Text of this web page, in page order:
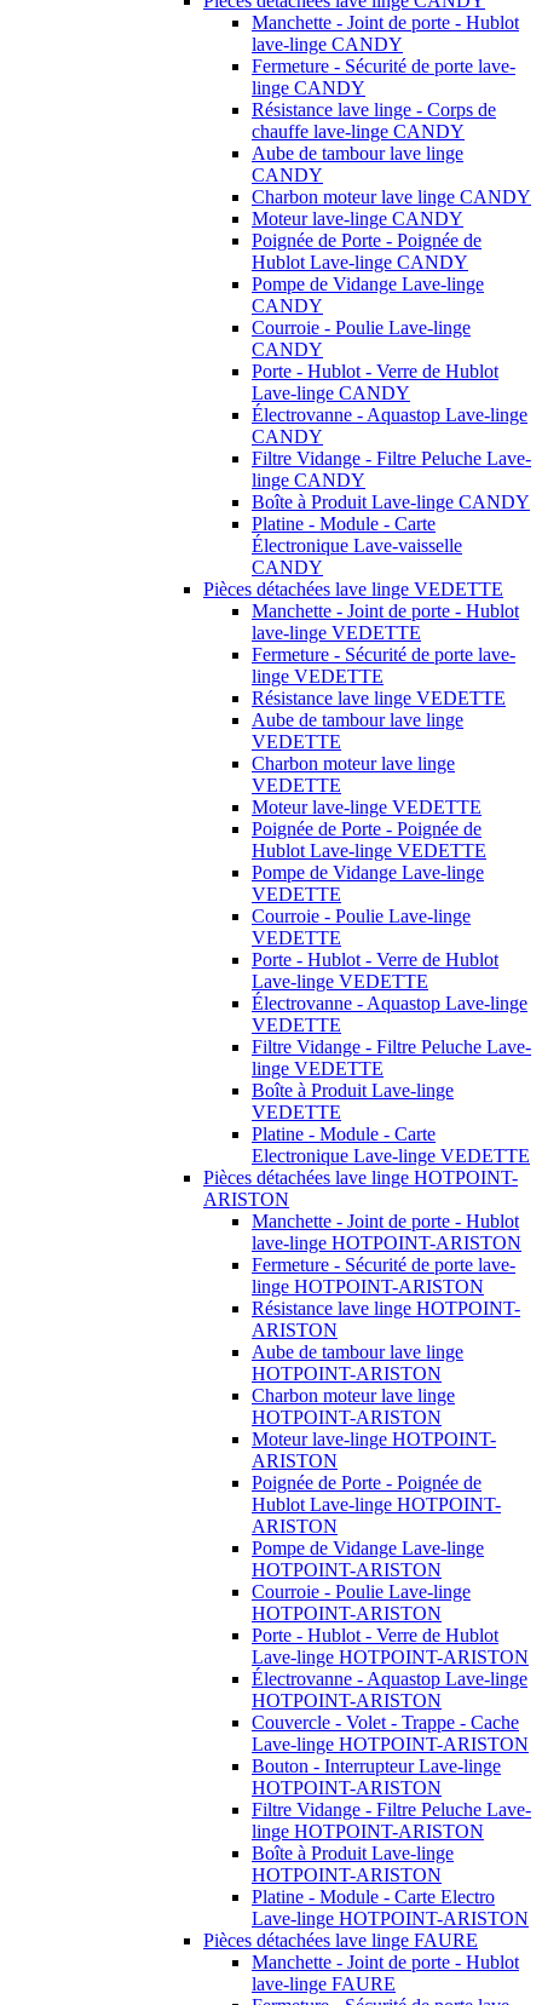
Manchette - Joint de porte - Hublot
lave-linge CANDY
Fermeture - Sécurité de porte lave-
linge CANDY
Résistance lave linge - Corps de
chauffe lave-linge CANDY
Aube de tambour lave linge
CANDY
Charbon moteur lave linge CANDY
Moteur lave-linge CANDY
Poignée de Porte - Poignée de
Hublot Lave-linge CANDY
Pompe de Vidange Lave-linge
CANDY
Courroie - Poulie Lave-linge
CANDY
Porte - Hublot - Verre de Hublot
Lave-linge CANDY
Électrovanne - Aquastop Lave-linge
CANDY
Filtre Vidange - Filtre Peluche Lave-
linge CANDY
Boîte à Produit Lave-linge CANDY
Platine - Module - Carte
Électronique Lave-vaisselle
CANDY
Pièces détachées lave linge VEDETTE
Manchette - Joint de porte - Hublot
lave-linge VEDETTE
Fermeture - Sécurité de porte lave-
linge VEDETTE
Résistance lave linge VEDETTE
Aube de tambour lave linge
VEDETTE
Charbon moteur lave linge
VEDETTE
Moteur lave-linge VEDETTE
Poignée de Porte - Poignée de
Hublot Lave-linge VEDETTE
Pompe de Vidange Lave-linge
VEDETTE
Courroie - Poulie Lave-linge
VEDETTE
Porte - Hublot - Verre de Hublot
Lave-linge VEDETTE
Électrovanne - Aquastop Lave-linge
VEDETTE
Filtre Vidange - Filtre Peluche Lave-
linge VEDETTE
Boîte à Produit Lave-linge
VEDETTE
Platine - Module - Carte
Electronique Lave-linge VEDETTE
Pièces détachées lave linge HOTPOINT-
ARISTON
Manchette - Joint de porte - Hublot
lave-linge HOTPOINT-ARISTON
Fermeture - Sécurité de porte lave-
linge HOTPOINT-ARISTON
Résistance lave linge HOTPOINT-
ARISTON
Aube de tambour lave linge
HOTPOINT-ARISTON
Charbon moteur lave linge
HOTPOINT-ARISTON
Moteur lave-linge HOTPOINT-
ARISTON
Poignée de Porte - Poignée de
Hublot Lave-linge HOTPOINT-
ARISTON
Pompe de Vidange Lave-linge
HOTPOINT-ARISTON
Courroie - Poulie Lave-linge
HOTPOINT-ARISTON
Porte - Hublot - Verre de Hublot
Lave-linge HOTPOINT-ARISTON
Électrovanne - Aquastop Lave-linge
HOTPOINT-ARISTON
Couvercle - Volet - Trappe - Cache
Lave-linge HOTPOINT-ARISTON
Bouton - Interrupteur Lave-linge
HOTPOINT-ARISTON
Filtre Vidange - Filtre Peluche Lave-
linge HOTPOINT-ARISTON
Boîte à Produit Lave-linge
HOTPOINT-ARISTON
Platine - Module - Carte Electro
Lave-linge HOTPOINT-ARISTON
Pièces détachées lave linge FAURE
Manchette - Joint de porte - Hublot
lave-linge FAURE